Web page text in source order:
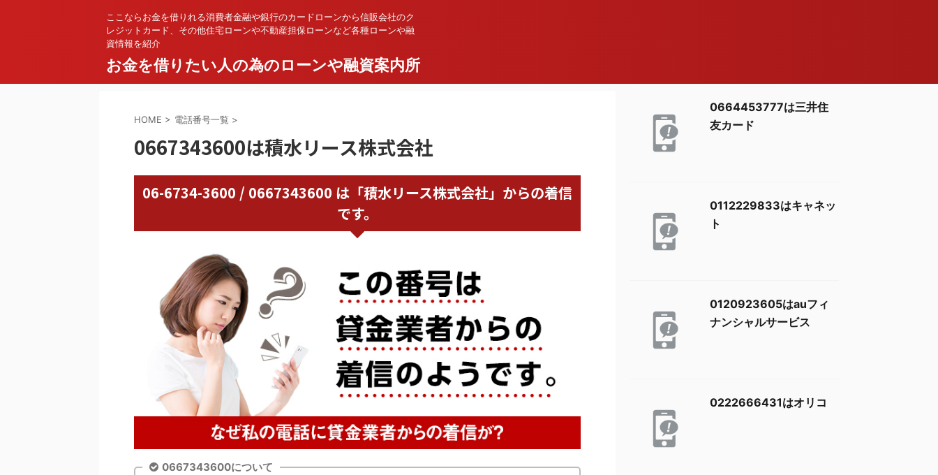
ここならお金を借りれる消費者金融や銀行のカードローンから信販会社のク
レジットカード、その他住宅ローンや不動産担保ローンなど各種ローンや融
資情報を紹介
お金を借りたい人の為のローンや融資案内所
HOME > 電話番号一覧 >
0667343600は積水リース株式会社
06-6734-3600 / 0667343600 は「積水リース株式会社」からの着信
です。
0667343600について
0664453777は三井住
友カード
0112229833はキャネッ
ト
0120923605はauフィ
ナンシャルサービス
0222666431はオリコ